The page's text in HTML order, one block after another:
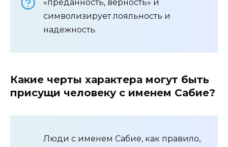
«преданность, верность» и
символизирует лояльность и
надежность.
Какие черты характера могут быть
присущи человеку с именем Сабие?
Люди с именем Сабие, как правило,